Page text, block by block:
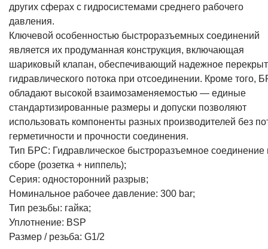
других сферах с гидросистемами среднего рабочего
давления.
Ключевой особенностью быстроразъемных соединений
является их продуманная конструкция, включающая
шариковый клапан, обеспечивающий надежное
гидравлического потока при отсоединении. Кроме того,
обладают высокой взаимозаменяемостью — единые
стандартизированные размеры и допуски позволяют
использовать компоненты разных производителей без
герметичности и прочности соединения.
Тип БРС: Гидравлическое быстроразъемное соединение
сборе (розетка + ниппель);
Серия: односторонний разрыв;
Номинальное рабочее давление: 300 bar;
Тип резьбы: гайка;
Уплотнение: BSP
Размер / резьба: G1/2